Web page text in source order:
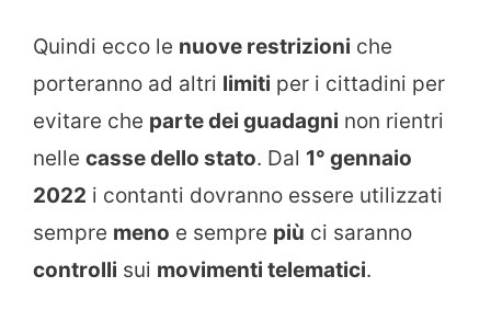
Quindi ecco le nuove restrizioni che
porteranno ad altri limiti per i cittadini per
evitare che parte dei guadagni non rientri
nelle casse dello stato. Dal 1° gennaio
2022 i contanti dovranno essere utilizzati
sempre meno e sempre più ci saranno
controlli sui movimenti telematici.